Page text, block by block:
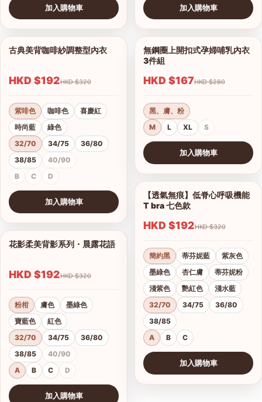
加入購物車
1/19
查看圖片
古典美背咖啡紗調整型內衣
HKD $192 HKD $320
紫啡色 咖啡色
喜慶紅
時尚藍
綠色
32/70
34/75
36/80
38/85
40/90
B
C D
加入購物車
1/21
查看圖片
花影柔美背影系列・晨露花語
HKD $192 HKD $320
粉柑 膚色
墨綠色
寶藍色
紅色
32/70
34/75
36/80
38/85
40/90
A
B C D
加入購物車
加入購物車
1/3
查看圖片
無鋼圈上開扣式孕婦哺乳內衣
3件組
HKD $167 HKD $280
黑、膚、粉
M
L XL S
加入購物車
1/28
查看圖片
【透氣無痕】低脊心呼吸機能
T bra 七色款
HKD $192 HKD $320
簡約黑 蒂芬妮藍
紫灰色
墨綠色
杏仁膚
蒂芬妮粉
淺紫色
艷紅色
淺水藍
32/70
34/75
36/80
38/85
A
B C
加入購物車